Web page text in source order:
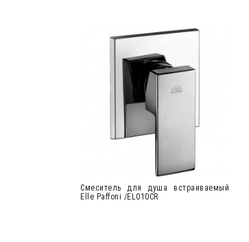
Cмеситель для душа встраиваемый
Elle Paffoni /EL010CR